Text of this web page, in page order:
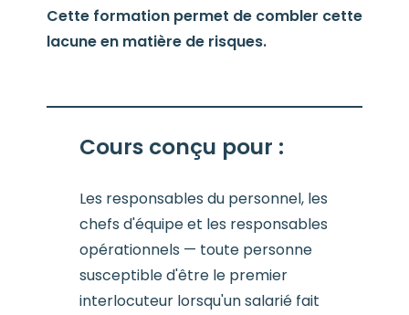
Cette formation permet de combler cette
lacune en matière de risques.
Cours conçu pour :
Les responsables du personnel, les
chefs d'équipe et les responsables
opérationnels — toute personne
susceptible d'être le premier
interlocuteur lorsqu'un salarié fait